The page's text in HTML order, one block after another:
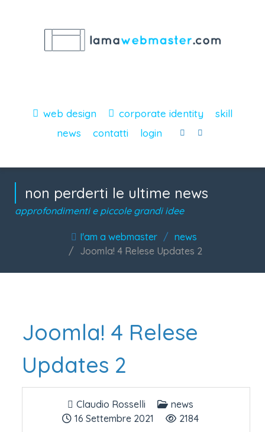
web design corporate identity
skill
news
contatti login
non perderti le ultime news
approfondimenti e piccole grandi idee
I'am a webmaster
news
Joomla! 4 Relese Updates 2
Joomla! 4 Relese
Updates 2
Claudio Rosselli
news
16 Settembre 2021
2184